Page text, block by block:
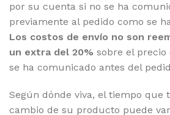
por su cuenta si no se ha
previamente al pedido como se
Los costos de envío no son
un extra del 20% sobre el
se ha comunicado antes del
Según dónde viva, el tiempo que
cambio de su producto puede